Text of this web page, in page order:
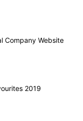
Company Website
2019